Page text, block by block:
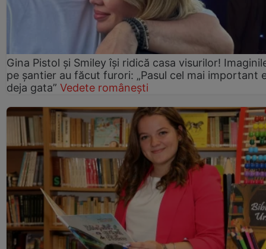
Gina Pistol și Smiley își ridică casa visurilor!
pe șantier au făcut furori: „Pasul cel mai important
deja gata” Vedete românești